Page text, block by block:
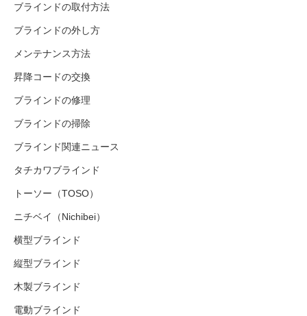
ブラインドの取付方法
ブラインドの外し方
メンテナンス方法
昇降コードの交換
ブラインドの修理
ブラインドの掃除
ブラインド関連ニュース
タチカワブラインド
トーソー（TOSO）
ニチベイ（Nichibei）
横型ブラインド
縦型ブラインド
木製ブラインド
電動ブラインド